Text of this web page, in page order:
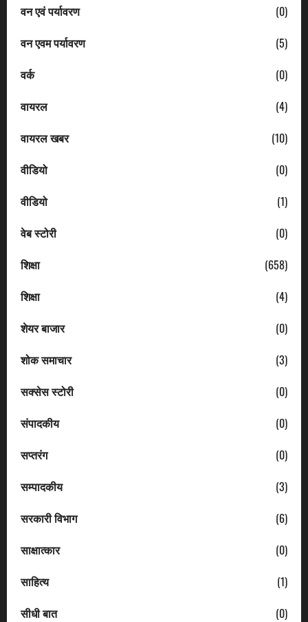
वन एवं पर्यावरण
(0)
वन एवम पर्यावरण
(5)
वर्क
(0)
वायरल
(4)
वायरल खबर
(10)
वीडियो
(0)
वीडियो
(1)
वेब स्टोरी
(0)
शिक्षा
(658)
शिक्षा
(4)
शेयर बाजार
(0)
शोक समाचार
(3)
सक्सेस स्टोरी
(0)
संपादकीय
(0)
सप्तरंग
(0)
सम्पादकीय
(3)
सरकारी विभाग
(6)
साक्षात्कार
(0)
साहित्य
(1)
सीधी बात
(0)